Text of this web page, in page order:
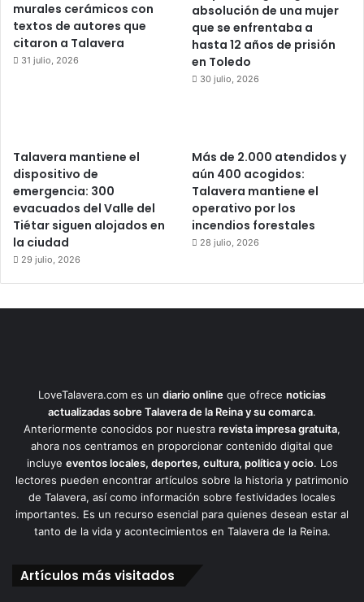
murales cerámicos con
textos de autores que
citaron a Talavera
31 julio, 2026
absolución de una mujer
que se enfrentaba a
hasta 12 años de prisión
en Toledo
30 julio, 2026
Talavera mantiene el
dispositivo de
emergencia: 300
evacuados del Valle del
Tiétar siguen alojados en
la ciudad
29 julio, 2026
Más de 2.000 atendidos y
aún 400 acogidos:
Talavera mantiene el
operativo por los
incendios forestales
28 julio, 2026
LoveTalavera.com es un diario online que ofrece noticias
actualizadas sobre Talavera de la Reina y su comarca.
Anteriormente conocidos por nuestra revista impresa gratuita,
ahora nos centramos en proporcionar contenido digital que
incluye eventos locales, deportes, cultura, política y ocio. Los
lectores pueden encontrar artículos sobre la historia y patrimonio
de Talavera, así como información sobre festividades locales
importantes. Es un recurso esencial para quienes desean estar al
tanto de la vida y acontecimientos en Talavera de la Reina.
Artículos más visitados